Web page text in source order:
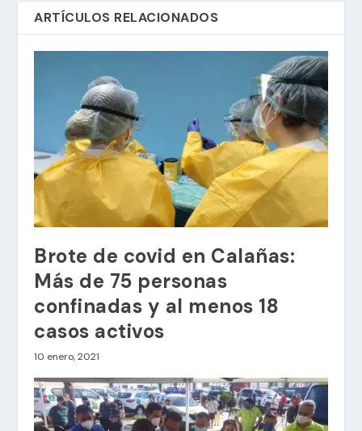
ARTÍCULOS RELACIONADOS
Brote de covid en Calañas:
Más de 75 personas
confinadas y al menos 18
casos activos
10 enero, 2021